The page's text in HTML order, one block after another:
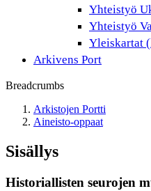
Yhteistyö
Yhteistyö
Yleiskartat
Arkivens Port
Breadcrumbs
Arkistojen Portti
Aineisto-oppaat
Sisällys
Historiallisten seurojen